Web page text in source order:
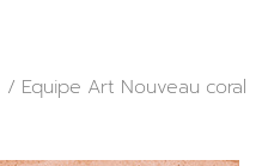
/ Equipe Art Nouveau coral